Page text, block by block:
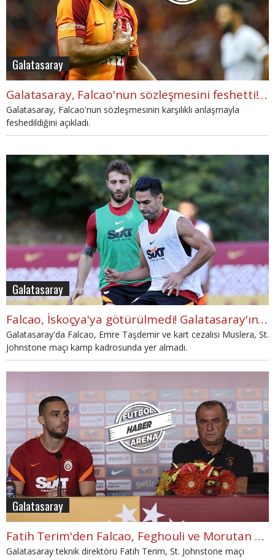
Galatasaray
Galatasaray, Falcao'nun sözleşmesini feshetti! Resmi açıklama
Galatasaray, Falcao'nun sözleşmesinin karşılıklı anlaşmayla
feshedildiğini açıkladı.
Galatasaray
Falcao, İskoçya'ya götürülmedi! Galatasaray'ın rövanş kadrosu
Galatasaray'da Falcao, Emre Taşdemir ve kart cezalısı Muslera, St.
Johnstone maçı kamp kadrosunda yer almadı.
Galatasaray
Fatih Terim'den Falcao, Feghouli ve Morutan açıklaması
Galatasaray teknik direktörü Fatih Terim, St. Johnstone maçı